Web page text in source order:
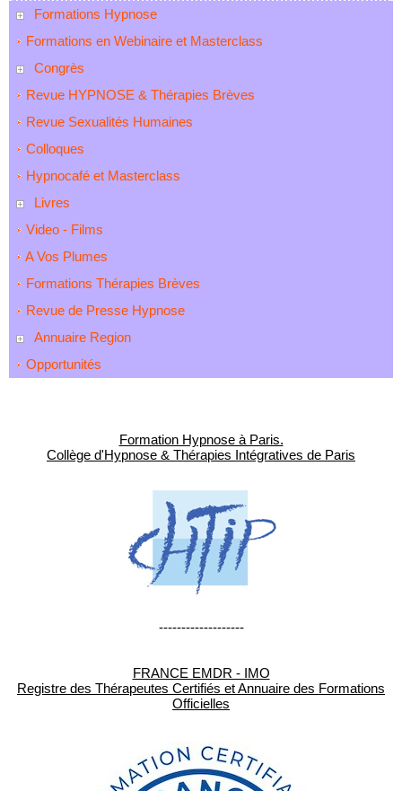
Formations Hypnose
Formations en Webinaire et Masterclass
Congrès
Revue HYPNOSE & Thérapies Brèves
Revue Sexualités Humaines
Colloques
Hypnocafé et Masterclass
Livres
Video - Films
A Vos Plumes
Formations Thérapies Brèves
Revue de Presse Hypnose
Annuaire Region
Opportunités
Formation Hypnose à Paris.
Collège d'Hypnose & Thérapies Intégratives de Paris
-------------------
FRANCE EMDR - IMO
Registre des Thérapeutes Certifiés et Annuaire des Formations
Officielles